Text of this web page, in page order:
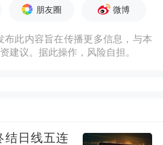
上小米汽车的雨季用
朋友圈 微博
布此内容旨在传播更多信息，与本
建议。据此操作，风险自担。
结日线五连